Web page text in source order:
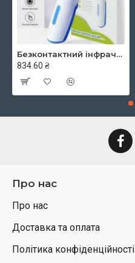
Безконтактний інфрачервоний термометр JXB-182, ТМ Berrcom
834.60 ₴
Про нас
Про нас
Доставка та оплата
Політика конфіденційності